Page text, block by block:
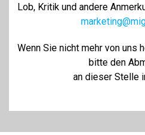
Lob, Kritik und andere
Wenn Sie nicht mehr von uns
bitte den
an dieser Stelle